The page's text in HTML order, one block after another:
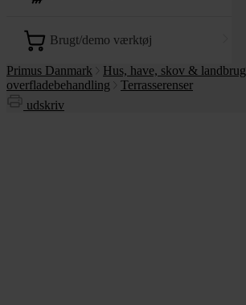
brugt/demo værktøj
Primus Danmark Hus, have, skov & landbrug
overfladebehandling
Terrasserenser
udskriv